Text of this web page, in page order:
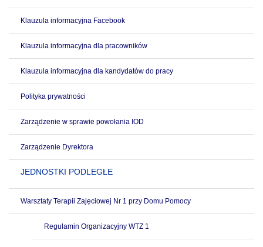
Klauzula informacyjna Facebook
Klauzula informacyjna dla pracowników
Klauzula informacyjna dla kandydatów do pracy
Polityka prywatności
Zarządzenie w sprawie powołania IOD
Zarządzenie Dyrektora
JEDNOSTKI PODLEGŁE
Warsztaty Terapii Zajęciowej Nr 1 przy Domu Pomocy
Regulamin Organizacyjny WTZ 1